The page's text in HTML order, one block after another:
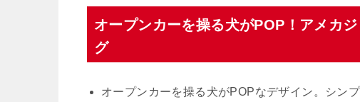
オープンカーを操る犬がPOP！アメカ
グ
オープンカーを操る犬がPOPなデザイン。シン